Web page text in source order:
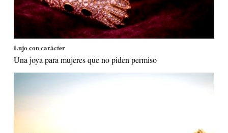
Lujo con carácter
Una joya para mujeres que no piden permiso